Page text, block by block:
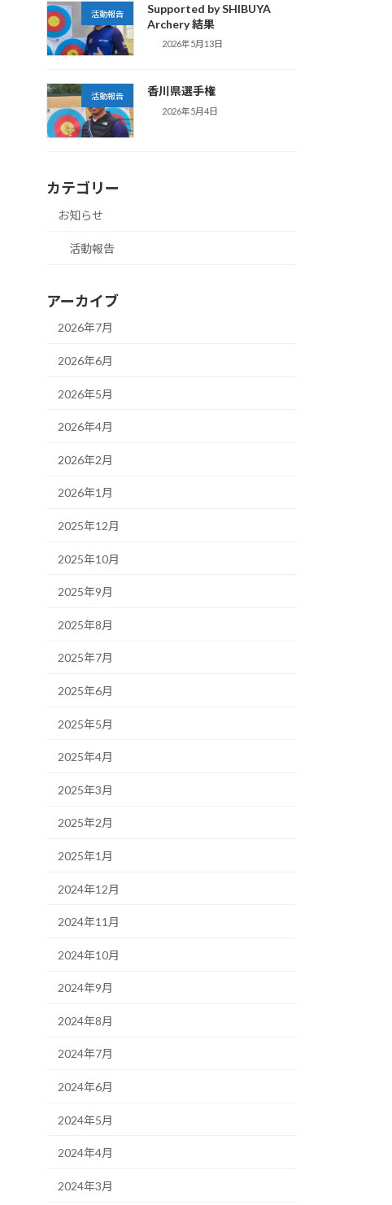
活動報告
Supported by SHIBUYA
Archery 結果
2026年5月13日
活動報告 香川県選手権
2026年5月4日
カテゴリー
お知らせ
活動報告
アーカイブ
2026年7月
2026年6月
2026年5月
2026年4月
2026年2月
2026年1月
2025年12月
2025年10月
2025年9月
2025年8月
2025年7月
2025年6月
2025年5月
2025年4月
2025年3月
2025年2月
2025年1月
2024年12月
2024年11月
2024年10月
2024年9月
2024年8月
2024年7月
2024年6月
2024年5月
2024年4月
2024年3月